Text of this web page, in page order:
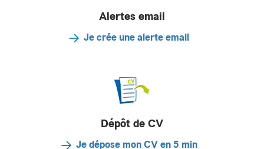
Alertes email
Je crée une alerte email
Dépôt de CV
Je dépose mon CV en 5 min